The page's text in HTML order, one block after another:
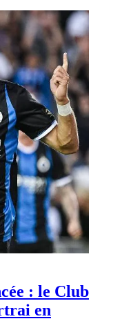
: le Club
en